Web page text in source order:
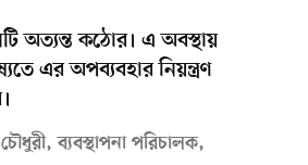
অত্যন্ত কঠোর। এ অবস্থায়
এর অপব্যবহার নিয়ন্ত্রণ
ব্যবস্থাপনা পরিচালক,